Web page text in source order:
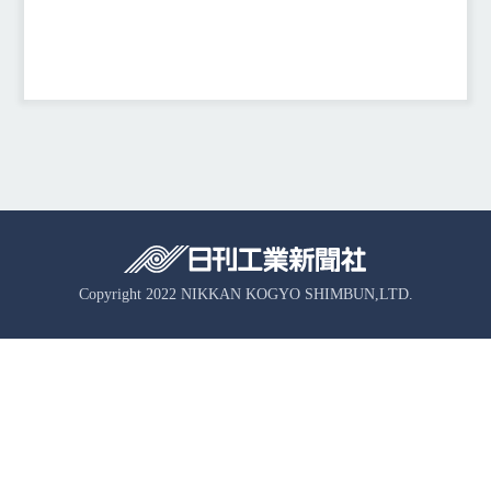
Copyright 2022 NIKKAN KOGYO SHIMBUN,LTD.